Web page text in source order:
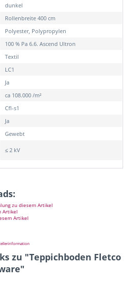
dunkel
Rollenbreite 400 cm
Polyester, Polypropylen
100 % Pa 6.6. Ascend Ultron
Textil
LC1
Ja
ca 108.000 /m²
Cfl-s1
Ja
Gewebt
≤ 2 kV
zu diesem Artikel
Artikel
Artikel
zu "Teppichboden Fletco